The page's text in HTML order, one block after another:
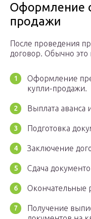
Оформление
продажи
После проведения
договор. Обычно это
Оформление
купли-продажи.
Выплата аванса
Подготовка
Заключение
Сдача
Окончательные
Получение